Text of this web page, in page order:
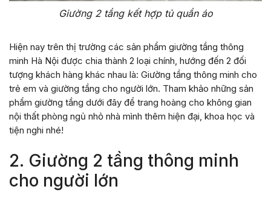
Giường 2 tầng kết hợp tủ quần áo
Hiện nay trên thị trường các sản phẩm giường tầng thông
minh Hà Nội được chia thành 2 loại chính, hướng đến 2 đối
tượng khách hàng khác nhau là: Giường tầng thông minh cho
trẻ em và giường tầng cho người lớn. Tham khảo những sản
phẩm giường tầng dưới đây để trang hoàng cho không gian
nội thất phòng ngủ nhỏ nhà mình thêm hiện đại, khoa học và
tiện nghi nhé!
2. Giường 2 tầng thông minh
cho người lớn